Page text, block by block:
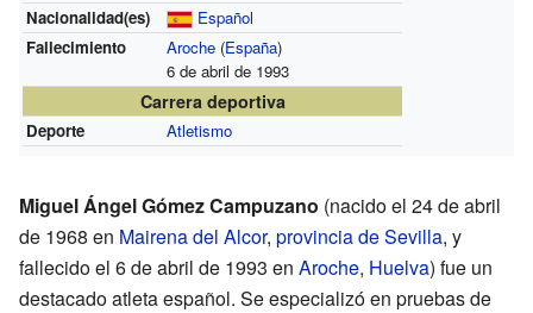
Nacionalidad(es)
Español
Fallecimiento
Aroche(España)
6 de abril de 1993
Carrera deportiva
Deporte Atletismo
Miguel Ángel Gómez Campuzano (nacido el 24 de abril
de 1968 en Mairena del Alcor, provincia de Sevilla, y
fallecido el 6 de abril de 1993 en Aroche, Huelva) fue un
destacado atleta español. Se especializó en pruebas de